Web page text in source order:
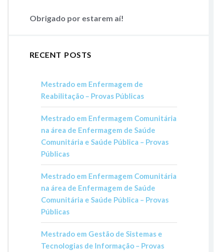
Obrigado por estarem aí!
RECENT POSTS
Mestrado em Enfermagem de
Reabilitação – Provas Públicas
Mestrado em Enfermagem Comunitária
na área de Enfermagem de Saúde
Comunitária e Saúde Pública – Provas
Públicas
Mestrado em Enfermagem Comunitária
na área de Enfermagem de Saúde
Comunitária e Saúde Pública – Provas
Públicas
Mestrado em Gestão de Sistemas e
Tecnologias de Informação – Provas